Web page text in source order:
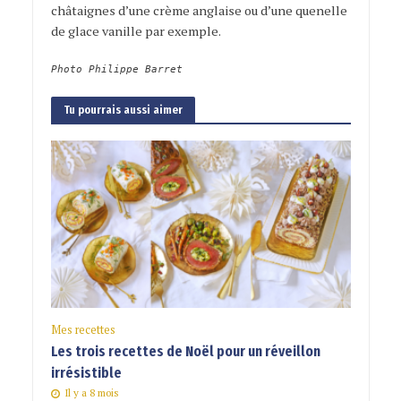
châtaignes d’une crème anglaise ou d’une quenelle
de glace vanille par exemple.
Photo Philippe Barret
Tu pourrais aussi aimer
Mes recettes
Les trois recettes de Noël pour un réveillon
irrésistible
Il y a 8 mois